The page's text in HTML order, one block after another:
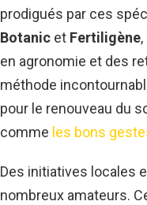
prodigués par ces
Botanic et Fertiligène
en agronomie et des
méthode
pour le renouveau du
comme les bons
Des initiatives locales
nombreux amateurs.